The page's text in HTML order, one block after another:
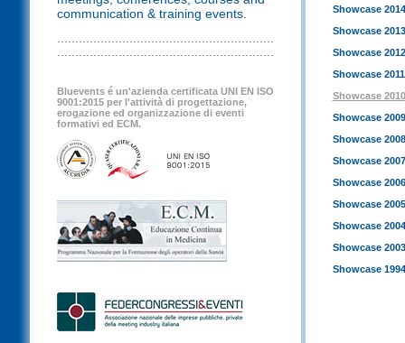
communication & training events.
Bluevents é un'azienda certificata UNI EN ISO
9001:2015 per l'attività di progettazione,
erogazione ed organizzazione di eventi
formativi ed ECM.
Showcase 2014
Showcase 2013
Showcase 2012
Showcase 2011
Showcase 2010
Showcase 2009
Showcase 2008
Showcase 2007
Showcase 2006
Showcase 2005
Showcase 2004
Showcase 2003
Showcase